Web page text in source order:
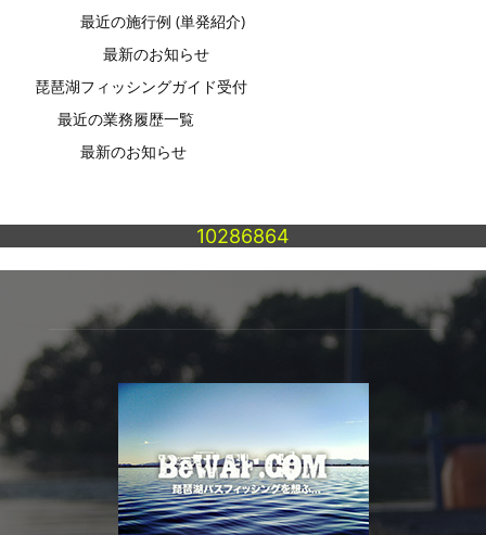
最近の施行例 (単発紹介)
最新のお知らせ
琵琶湖フィッシングガイド受付
最近の業務履歴一覧
最新のお知らせ
10286864